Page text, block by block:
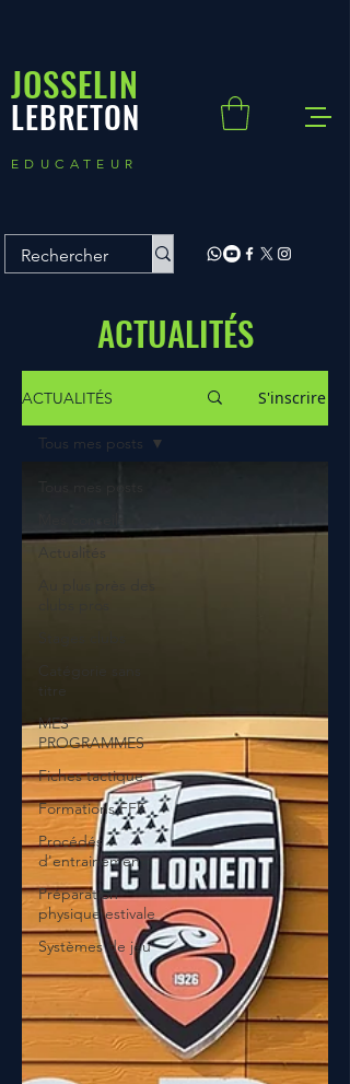
JOSSELIN
LEBRETON
EDUCATEUR
ACTUALITÉS
ACTUALITÉS S'inscrire
Actualités
titre
MES
PROGRAMMES
Fiches tactique
Formations FFF
Procédés
d'entrainement
Préparation
physique estivale
Systèmes de jeu
Tous mes posts